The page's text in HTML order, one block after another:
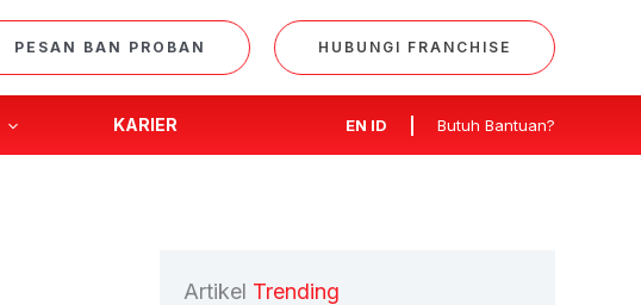
PESAN BAN PROBAN HUBUNGI FRANCHISE
KARIER EN ID Butuh Bantuan?
Artikel Trending